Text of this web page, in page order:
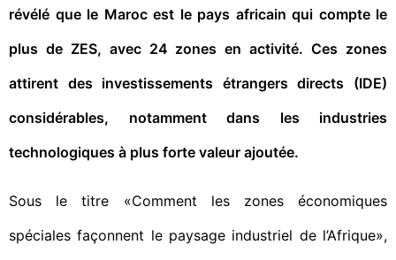
révélé que le Maroc est le pays africain qui compte le
plus de ZES, avec 24 zones en activité. Ces zones
attirent des investissements étrangers directs (IDE)
considérables, notamment dans les industries
technologiques à plus forte valeur ajoutée.
Sous le titre «Comment les zones économiques
spéciales façonnent le paysage industriel de l’Afrique»,